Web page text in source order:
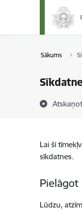
Pāriet uz lapas saturu
Sākums
Lai šī
sīkdatnes.
Pielāgot
Lūdzu,